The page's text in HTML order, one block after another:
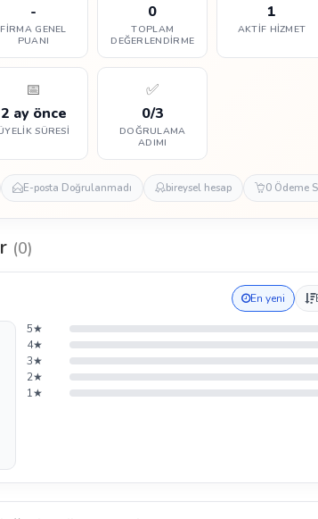
-
FIRMA GENEL
PUANI
0
TOPLAM
DEĞERLENDIRME
1
AKTIF HIZMET
📅
2 ay önce
SÜRESI
✅
0/3
DOĞRULAMA
ADIMI
E-posta Doğrulanmadı bireysel hesap 0 Ödeme
(0)
En yeni
5★
4★
3★
2★
1★